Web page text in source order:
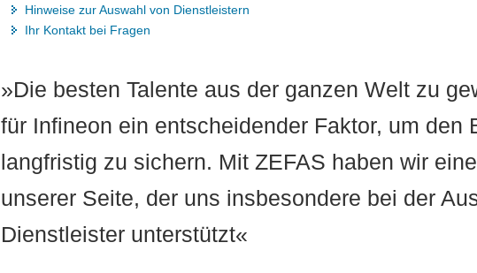
Hinweise zur Auswahl von Dienstleistern
Ihr Kontakt bei Fragen
»Die besten Talente aus der ganzen Welt zu
für Infineon ein entscheidender Faktor, um den
langfristig zu sichern. Mit ZEFAS haben wir
unserer Seite, der uns insbesondere bei der
Dienstleister unterstützt«